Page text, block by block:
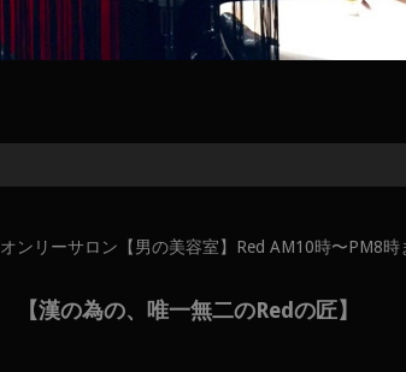
リーサロン【男の美容室】Red AM10時〜PM8
【漢の為の、唯一無二のRedの匠】